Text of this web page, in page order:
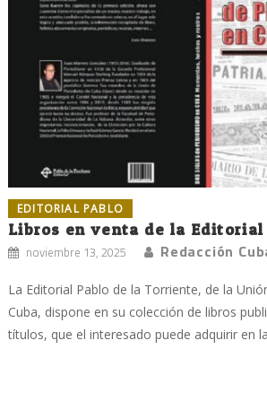
EDITORIAL PABLO
Libros en venta de la Editorial
noviembre 13, 2025 Redacción
La Editorial Pablo de la Torriente, de la
Cuba, dispone en su colección de libros
títulos, que el interesado puede adquirir en